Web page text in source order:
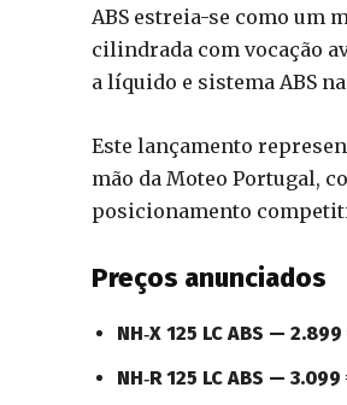
ABS estreia-se como um
cilindrada com vocação
a líquido e sistema ABS
Este lançamento
mão da Moteo Portugal,
posicionamento
Preços anunciados
NH‑X 125 LC ABS — 2.899
NH‑R 125 LC ABS — 3.099